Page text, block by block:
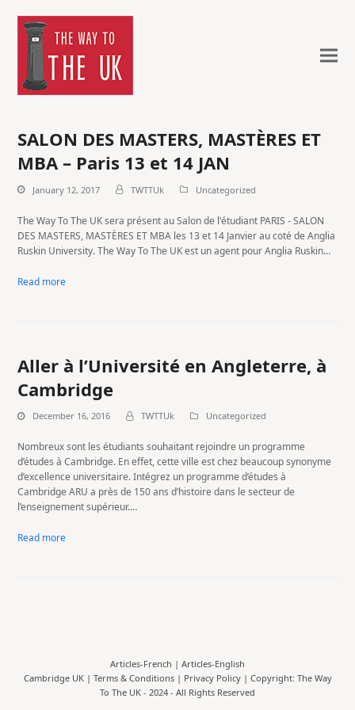
SALON DES MASTERS, MASTÈRES ET
MBA – Paris 13 et 14 JAN
January 12, 2017 TWTTUk Uncategorized
The Way To The UK sera présent au Salon de l'étudiant PARIS - SALON
DES MASTERS, MASTÈRES ET MBA les 13 et 14 Janvier au coté de Anglia
Ruskin University. The Way To The UK est un agent pour Anglia Ruskin…
Read more
Aller à l’Université en Angleterre, à
Cambridge
December 16, 2016 TWTTUk Uncategorized
Nombreux sont les étudiants souhaitant rejoindre un programme
d’études à Cambridge. En effet, cette ville est chez beaucoup synonyme
d’excellence universitaire. Intégrez un programme d’études à
Cambridge ARU a près de 150 ans d’histoire dans le secteur de
l’enseignement supérieur.…
Read more
Articles-French | Articles-English
Cambridge UK | Terms & Conditions| Privacy Policy| Copyright: The Way
To The UK - 2024 - All Rights Reserved